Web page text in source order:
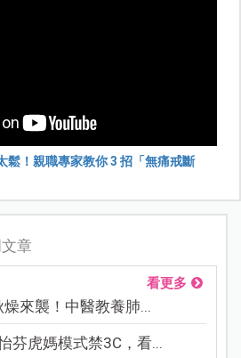
鬆！親職專家教你 3 招「無痛戒斷
章
看更多
燥來襲！中醫教養肺...
芬虎媽模式禁3C，看...